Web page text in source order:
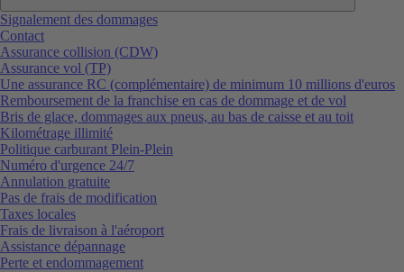
Signalement des dommages
Contact
Assurance collision (CDW)
Assurance vol (TP)
Une assurance RC (complémentaire) de minimum 10 millions d'euros
Remboursement de la franchise en cas de dommage et de vol
Bris de glace, dommages aux pneus, au bas de caisse et au toit
Kilométrage illimité
Politique carburant Plein-Plein
Numéro d'urgence 24/7
Annulation gratuite
Pas de frais de modification
Taxes locales
Frais de livraison à l'aéroport
Assistance dépannage
Perte et endommagement